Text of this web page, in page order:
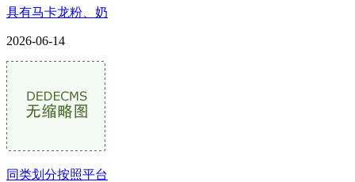
具有马卡龙粉、奶
2026-06-14
同类划分按照平台